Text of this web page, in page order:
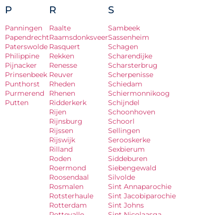
P
Panningen
Papendrecht
Paterswolde
Philippine
Pijnacker
Prinsenbeek
Punthorst
Purmerend
Putten
R
Raalte
Raamsdonksveer
Rasquert
Rekken
Renesse
Reuver
Rheden
Rhenen
Ridderkerk
Rijen
Rijnsburg
Rijssen
Rijswijk
Rilland
Roden
Roermond
Roosendaal
Rosmalen
Rotsterhaule
Rotterdam
S
Sambeek
Sassenheim
Schagen
Scharendijke
Scharsterbrug
Scherpenisse
Schiedam
Schiermonnikoog
Schijndel
Schoonhoven
Schoorl
Sellingen
Serooskerke
Sexbierum
Siddeburen
Siebengewald
Silvolde
Sint Annaparochie
Sint Jacobiparochie
Sint Johns